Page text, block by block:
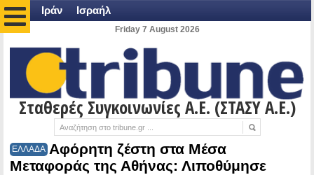
Ιράν Ισραήλ
Friday 7 August 2026
Σταθερές Συγκοινωνίες Α.Ε. (ΣΤΑΣΥ Α.Ε.)
ΕΛΛΑΔΑ Αφόρητη ζέστη στα Μέσα
Μεταφοράς της Αθήνας: Λιποθύμησε